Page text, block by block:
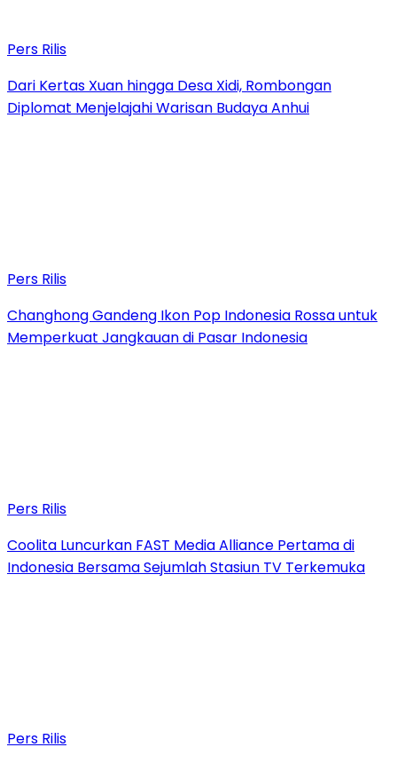
Pers Rilis
Dari Kertas Xuan hingga Desa Xidi, Rombongan
Diplomat Menjelajahi Warisan Budaya Anhui
Pers Rilis
Changhong Gandeng Ikon Pop Indonesia Rossa untuk
Memperkuat Jangkauan di Pasar Indonesia
Pers Rilis
Coolita Luncurkan FAST Media Alliance Pertama di
Indonesia Bersama Sejumlah Stasiun TV Terkemuka
Pers Rilis